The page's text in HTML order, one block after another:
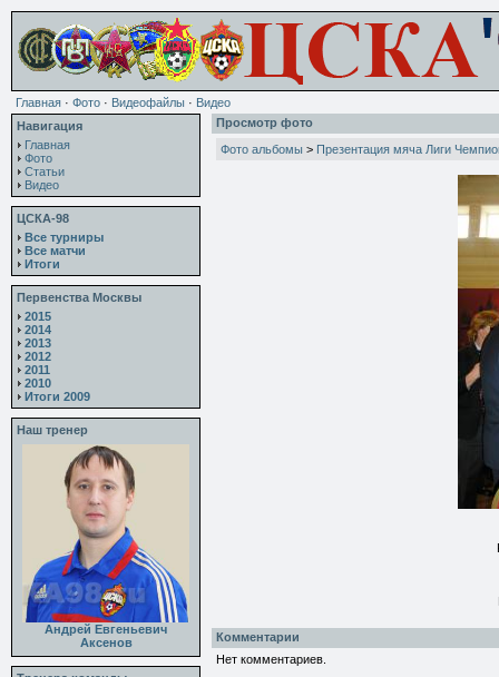
Главная · Фото · Видеофайлы · Видео
Навигация
Главная
Фото
Статьи
Видео
ЦСКА-98
Все турниры
Все матчи
Итоги
Первенства Москвы
2015
2014
2013
2012
2011
2010
Итоги 2009
Наш тренер
Андрей Евгеньевич
Аксенов
Просмотр фото
Фото альбомы > Презентация мяча Лиги
Комментарии
Нет комментариев.